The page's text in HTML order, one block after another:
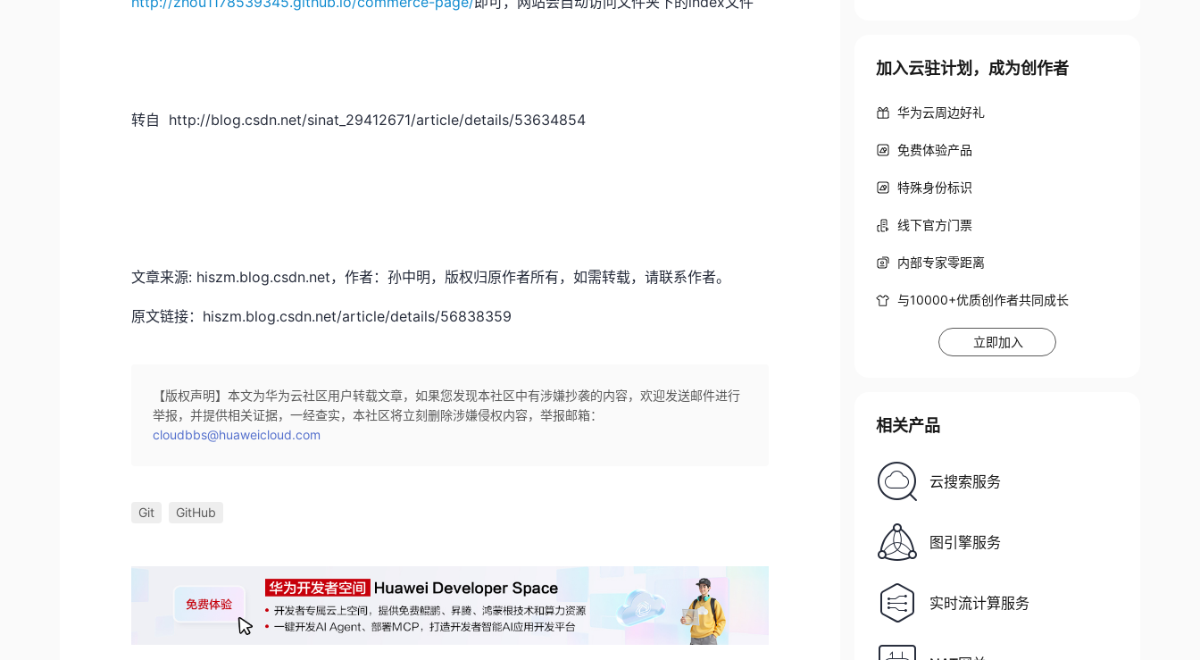
转自 http://blog.csdn.net/sinat_29412671/article/details/53634854
文章来源: hiszm.blog.csdn.net，作者：孙中明，版权归原作者所有，如需转载，请联系作者。
原文链接：hiszm.blog.csdn.net/article/details/56838359
【版权声明】本文为华为云社区用户转载文章，如果您发现本社区中有涉嫌抄袭的内容，欢迎发送邮件进行
举报，并提供相关证据，一经查实，本社区将立刻删除涉嫌侵权内容，举报邮箱：
cloudbbs@huaweicloud.com
Git GitHub
加入云驻计划，成为创作者
华为云周边好礼
免费体验产品
特殊身份标识
线下官方门票
内部专家零距离
与10000+优质创作者共同成长
立即加入
相关产品
云搜索服务
图引擎服务
实时流计算服务